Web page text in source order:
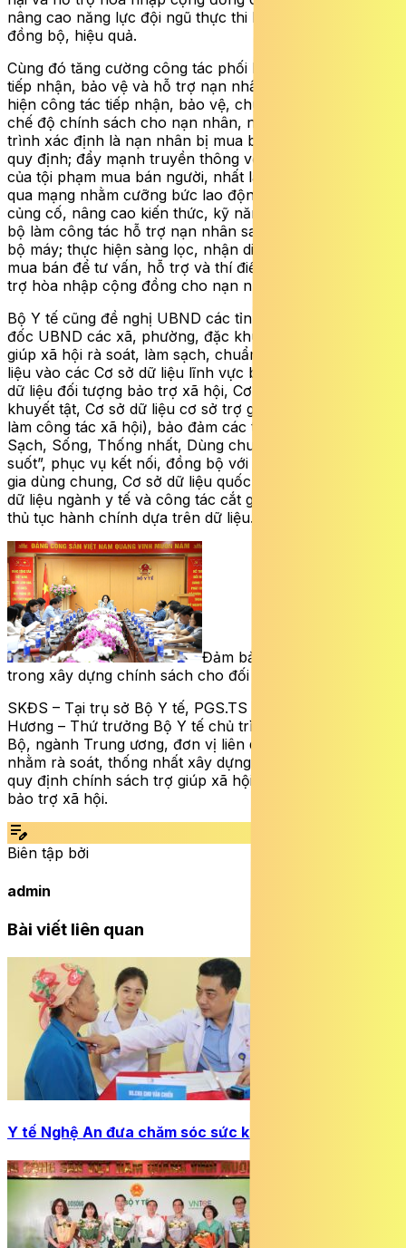
nâng cao năng lực đội ngũ thực thi bảo đảm triển khai
đồng bộ, hiệu quả.
Cùng đó tăng cường công tác phối hợp liên ngành trong
tiếp nhận, bảo vệ và hỗ trợ nạn nhân bị mua bán; thực
hiện công tác tiếp nhận, bảo vệ, chuyển tuyến và hỗ trợ
chế độ chính sách cho nạn nhân, người đang trong quá
trình xác định là nạn nhân bị mua bán kịp thời, đúng
quy định; đẩy mạnh truyền thông về âm mưu, thủ đoạn
của tội phạm mua bán người, nhất là thủ đoạn lừa đảo
qua mạng nhằm cưỡng bức lao động; tổ chức tập huấn,
củng cố, nâng cao kiến thức, kỹ năng cho đội ngũ cán
bộ làm công tác hỗ trợ nạn nhân sau sắp xếp tổ chức
bộ máy; thực hiện sàng lọc, nhận diện dấu hiệu người bị
mua bán để tư vấn, hỗ trợ và thí điểm các mô hình hỗ
trợ hòa nhập cộng đồng cho nạn nhân bị mua bán.
Bộ Y tế cũng đề nghị UBND các tỉnh, thành phố đôn
đốc UBND các xã, phường, đặc khu và các cơ sở trợ
giúp xã hội rà soát, làm sạch, chuẩn hóa và cập nhật dữ
liệu vào các Cơ sở dữ liệu lĩnh vực bảo trợ xã hội (Cơ sở
dữ liệu đối tượng bảo trợ xã hội, Cơ sở dữ liệu người
khuyết tật, Cơ sở dữ liệu cơ sở trợ giúp xã hội và người
làm công tác xã hội), bảo đảm các tiêu chí “Đúng, Đủ,
Sạch, Sống, Thống nhất, Dùng chung, Đồng bộ, Xuyên
suốt”, phục vụ kết nối, đồng bộ với Cơ sở dữ liệu quốc
gia dùng chung, Cơ sở dữ liệu quốc gia về dân cư, Cơ sở
dữ liệu ngành y tế và công tác cắt giảm, đơn giản hóa
thủ tục hành chính dựa trên dữ liệu.
Đảm bảo quy trình chặt chẽ
trong xây dựng chính sách cho đối tượng bảo trợ xã hội
SKĐS – Tại trụ sở Bộ Y tế, PGS.TS Nguyễn Thị Liên
Hương – Thứ trưởng Bộ Y tế chủ trì cuộc họp với các
Bộ, ngành Trung ương, đơn vị liên quan của Bộ Y tế
nhằm rà soát, thống nhất xây dựng dự thảo Nghị định
quy định chính sách trợ giúp xã hội đối với đối tượng
bảo trợ xã hội.
edit_note
Biên tập bởi
admin
Bài viết liên quan
Y tế Nghệ An đưa chăm sóc sức khỏe đến bản làng xa